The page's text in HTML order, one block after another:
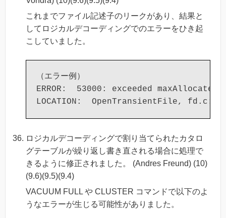
これまでファイル記述子のリークがあり、結果と
してロジカルデコーディングでのエラーをひき起
こしていました。
（エラー例）
ERROR:  53000: exceeded
ロジカルデコーディングで割り当てられたカタロ
グテーブルが繰り返し書き直される場合に処理で
きるように修正されました。 (Andres Freund) (10)
(9.6)(9.5)(9.4)
VACUUM FULL や CLUSTER コマンドで以下のよ
うなエラーが生じる可能性がありました。